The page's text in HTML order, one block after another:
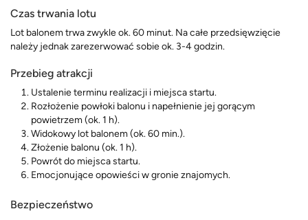
Czas trwania lotu
Lot balonem trwa zwykle ok. 60 minut. Na całe przedsięwzięcie
należy jednak zarezerwować sobie ok. 3-4 godzin.
Przebieg atrakcji
Ustalenie terminu realizacji i miejsca startu.
Rozłożenie powłoki balonu i napełnienie jej gorącym
powietrzem (ok. 1 h).
Widokowy lot balonem (ok. 60 min.).
Złożenie balonu (ok. 1 h).
Powrót do miejsca startu.
Emocjonujące opowieści w gronie znajomych.
Bezpieczeństwo